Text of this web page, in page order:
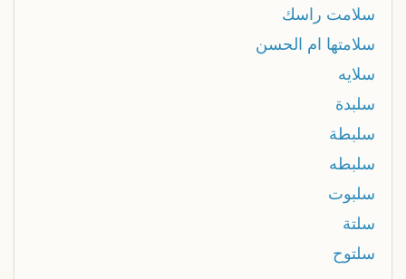
سلامت راسك
سلامتها ام الحسن
سلايه
سلبدة
سلبطة
سلبطه
سلبوت
سلتة
سلتوح